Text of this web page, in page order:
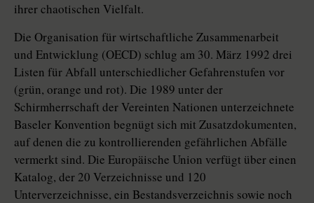
ihrer chaotischen Vielfalt.
Die Organisation für wirtschaftliche Zusammenarbeit
und Entwicklung (OECD) schlug am 30. März 1992 drei
Listen für Abfall unterschiedlicher Gefahrenstufen vor
(grün, orange und rot). Die 1989 unter der
Schirmherrschaft der Vereinten Nationen unterzeichnete
Baseler Konvention begnügt sich mit Zusatzdokumenten,
auf denen die zu kontrollierenden gefährlichen Abfälle
vermerkt sind. Die Europäische Union verfügt über einen
Katalog, der 20 Verzeichnisse und 120
Unterverzeichnisse, ein Bestandsverzeichnis sowie noch